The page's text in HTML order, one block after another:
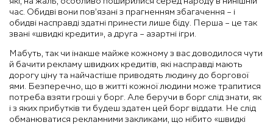
час. Обидві вони пов’язані з прагненням збагачення – і
обидві насправді здатні принести лише біду. Перша – це так
звані «швидкі кредити», а друга – азартні ігри.
Мабуть, так чи інакше майже кожному з вас доводилося чути
й бачити рекламу швидких кредитів, які насправді мають
дорогу ціну та найчастіше приводять людину до боргової
ями. Безперечно, що в житті кожної людини може трапитися
потреба взяти гроші у борг. Але беручи в борг слід знати, як
і з яких прибутків ти будеш здатен цей борг віддати. Не слід
обманюватися рекламними закликами, що нібито «швидкі